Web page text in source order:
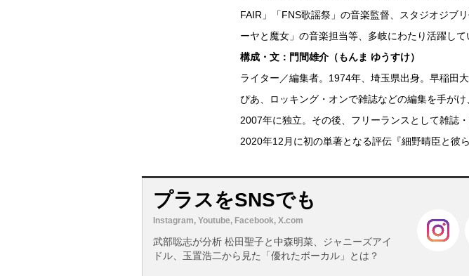
FAIR」「FNS歌謡祭」の音楽監督、スタジオジブ
ーヤと魔女」の音楽担当等、多岐にわたり活躍して
構成・文：門間雄介（もんま ゆうすけ）
ライター／編集者。1974年、埼玉県出身。早稲田
ぴあ、ロッキング・オンで雑誌などの編集を手が
2007年に独立。その後、フリーランスとして雑誌
2020年12月に初の単著となる評伝『細野晴臣と彼
プラスをSNSでも
Instagram, Youtube, Facebook, X.com
武部聡志が分析 松田聖子と中森明菜、ジャニーズアイ
ドル、玉置浩二から見た「優れたボーカル」とは？